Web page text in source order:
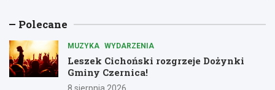
Polecane
MUZYKA WYDARZENIA
Leszek Cichoński rozgrzeje Dożynki
Gminy Czernica!
8 sierpnia 2026